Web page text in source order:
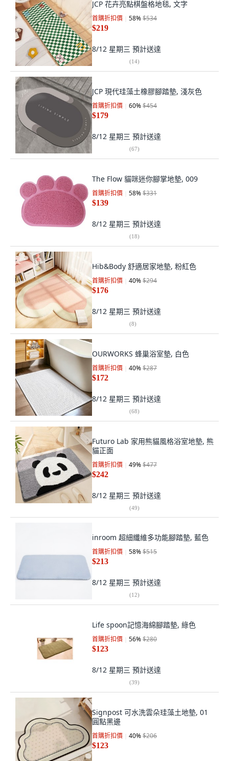
JCP 花卉亮點棋盤格地毯, 文字
首購折扣價 58%$534
$219
8/12 星期三 預計送達
(14)
JCP 現代珪藻土橡膠腳踏墊, 淺灰色
首購折扣價 60%$454
$179
8/12 星期三 預計送達
(67)
The Flow 貓咪迷你腳掌地墊, 009
首購折扣價 58%$331
$139
8/12 星期三 預計送達
(18)
Hib&Body 舒適居家地墊, 粉紅色
首購折扣價 40%$294
$176
8/12 星期三 預計送達
(8)
OURWORKS 蜂巢浴室墊, 白色
首購折扣價 40%$287
$172
8/12 星期三 預計送達
(68)
Futuro Lab 家用熊貓風格浴室地墊, 熊
貓正面
首購折扣價 49%$477
$242
8/12 星期三 預計送達
(49)
inroom 超細纖維多功能腳踏墊, 藍色
首購折扣價 58%$515
$213
8/12 星期三 預計送達
(12)
Life spoon記憶海綿腳踏墊, 綠色
首購折扣價 56%$280
$123
8/12 星期三 預計送達
(39)
Signpost 可水洗雲朵珪藻土地墊, 01
圓點黑邊
首購折扣價 40%$206
$123